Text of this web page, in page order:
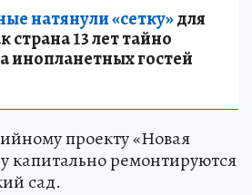
натянули «сетку»для
13 лет тайно
инопланетных гостей
проекту «Новая
капитально ремонтируются
сад.